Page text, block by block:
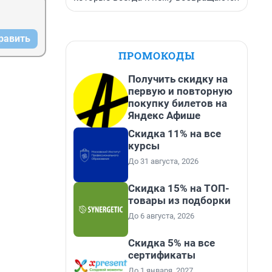
ПРОМОКОДЫ
Получить скидку на
первую и повторную
покупку билетов на
Яндекс Афише
Скидка 11% на все
курсы
До 31 августа, 2026
Скидка 15% на ТОП-
товары из подборки
До 6 августа, 2026
Скидка 5% на все
сертификаты